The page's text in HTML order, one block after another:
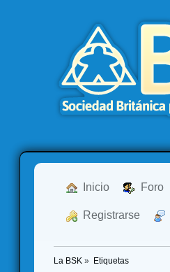
Inicio Foro
Registrarse
La BSK » Etiquetas